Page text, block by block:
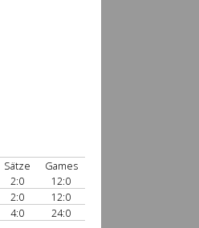
Sätze
Games
2:0
12:0
2:0
12:0
4:0
24:0